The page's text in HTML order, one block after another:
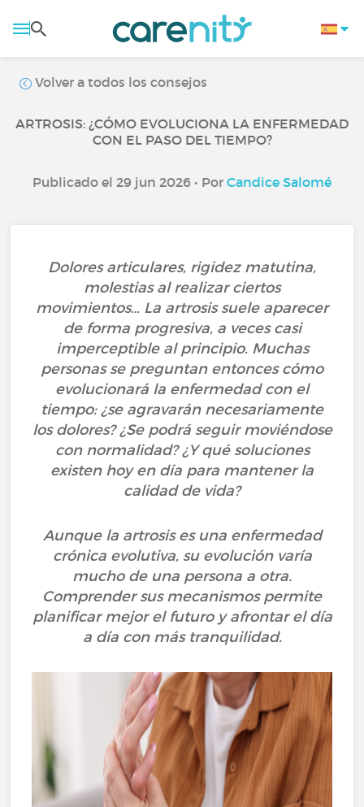
Volver a todos los consejos
ARTROSIS: ¿CÓMO EVOLUCIONA LA ENFERMEDAD
CON EL PASO DEL TIEMPO?
Publicado el 29 jun 2026 • Por Candice Salomé
Dolores articulares, rigidez matutina,
molestias al realizar ciertos
movimientos… La artrosis suele aparecer
de forma progresiva, a veces casi
imperceptible al principio. Muchas
personas se preguntan entonces cómo
evolucionará la enfermedad con el
tiempo: ¿se agravarán necesariamente
los dolores? ¿Se podrá seguir moviéndose
con normalidad? ¿Y qué soluciones
existen hoy en día para mantener la
calidad de vida?
Aunque la artrosis es una enfermedad
crónica evolutiva, su evolución varía
mucho de una persona a otra.
Comprender sus mecanismos permite
planificar mejor el futuro y afrontar el día
a día con más tranquilidad.